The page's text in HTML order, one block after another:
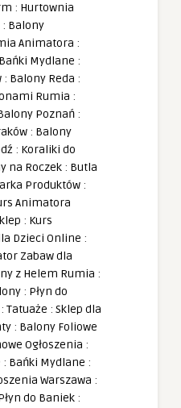
: Hurtownia
: Balony
Animatora :
Bańki Mydlane :
: Balony Reda :
Rumia :
Poznań :
: Balony
: Koraliki do
na Roczek : Butla
Produktów :
Animatora
: Kurs
Dzieci Online :
Zabaw dla
z Helem Rumia :
: Płyn do
: Tatuaże : Sklep dla
: Balony Foliowe
Ogłoszenia :
: Bańki Mydlane :
Warszawa :
do Baniek :